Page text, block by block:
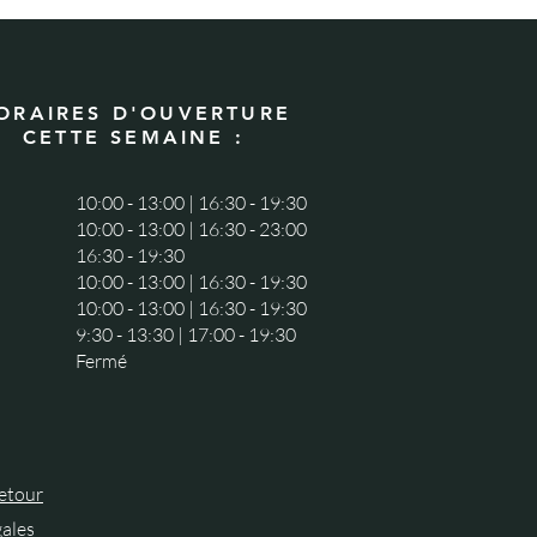
D'OUVERTURE
CETTE SEMAINE :
10:00 - 13:00 | 16:30 - 19:30
10:00 - 13:00 | 16:30 - 23:00
16:30 - 19:30
10:00 - 13:00 | 16:30 - 19:30
10:00 - 13:00 | 16:30 - 19:30
9:30 - 13:30 | 17:00 - 19:30
Fermé